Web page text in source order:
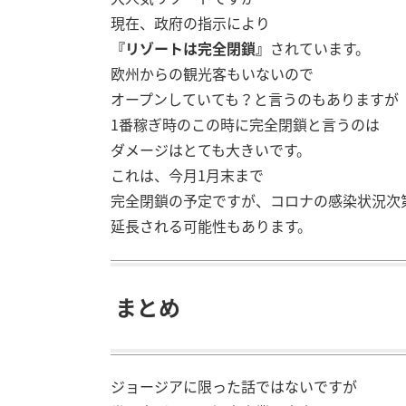
現在、政府の指示により
『リゾートは完全閉鎖』 されています。
欧州からの観光客もいないので
オープンしていても？と言うのもありますが
1番稼ぎ時のこの時に完全閉鎖と言うのは
ダメージはとても大きいです。
これは、今月1月末まで
完全閉鎖の予定ですが、コロナの感染状況次
延長される可能性もあります。
まとめ
ジョージアに限った話ではないですが